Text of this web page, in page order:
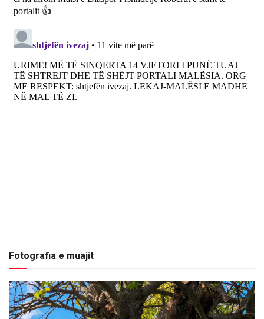
Fotografia e muajit